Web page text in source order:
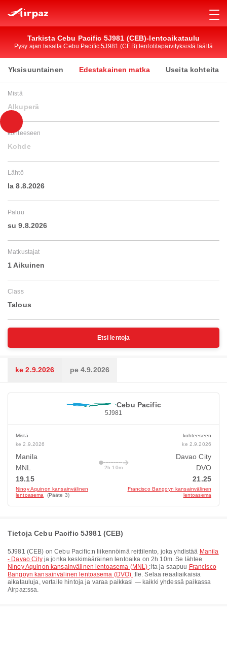
Tarkista Cebu Pacific 5J981 (CEB)-lentoaikataulu
Pysy ajan tasalla Cebu Pacific 5J981 (CEB) lentotilapäivityksistä täällä
Yksisuuntainen Edestakainen matka Useita kohteita
Mistä
Alkuperä
kohteeseen
Kohde
Lähtö
la 8.8.2026
Paluu
su 9.8.2026
Matkustajat
1 Aikuinen
Class
Talous
Etsi lentoja
ke 2.9.2026 pe 4.9.2026
Cebu Pacific
5J981
Mistä
ke 2.9.2026
Manila
MNL
19.15
Ninoy Aquinon kansainvälinen
lentoasema
(Pääte 3)
2h 10m
kohteeseen
ke 2.9.2026
Davao City
DVO
21.25
Francisco Bangoyn kansainvälinen
lentoasema
Tietoja Cebu Pacific 5J981 (CEB)
5J981 (CEB) onCebu Pacific:n liikennöimä reittilento, joka yhdistää Manila
- Davao Cityja jonka keskimääräinen lentoaika on2h 10m. Se lähtee
Ninoy Aquinon kansainvälinen lentoasema (MNL) :lta ja saapuu Francisco
Bangoyn kansainvälinen lentoasema (DVO) :lle. Selaa reaaliaikaisia
aikatauluja, vertaile hintoja ja varaa paikkasi — kaikki yhdessä paikassa
Airpaz:ssa.